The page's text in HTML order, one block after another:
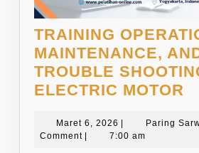
TRAINING
MAINTENANCE,
TROUBLE
ELECTRIC MOTOR
Maret 6, 2026 Maret
6,
Paring
Comment
7:00 am